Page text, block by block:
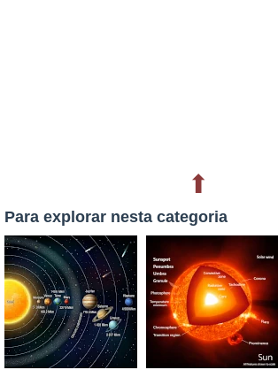
⬆
Para explorar nesta categoria